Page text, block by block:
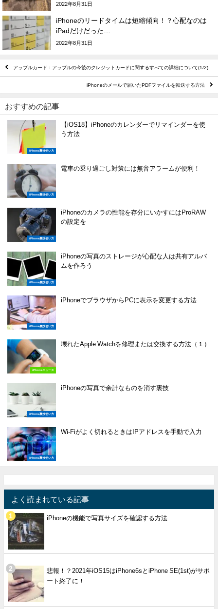
2022年8月31日
iPhoneのリードタイムは短縮傾向！？心配なのは
iPadだけだった…
2022年8月31日
アップルカード：アップルの今後のクレジットカードに関するすべての詳細について(1/2)
iPhoneのメールで届いたPDFファイルを転送する方法
おすすめの記事
iPhone裏技使い方
【iOS18】iPhoneのカレンダーでリマインダーを使
う方法
iPhone裏技使い方
電車の乗り過ごし対策には無音アラームが便利！
iPhone裏技使い方
iPhoneのカメラの性能を存分にいかすにはProRAW
の設定を
iPhone裏技使い方
iPhoneの写真のストレージが心配な人は共有アルバ
ムを作ろう
iPhone裏技使い方
iPhoneでブラウザからPCに表示を変更する方法
iPhoneニュース
壊れたApple Watchを修理または交換する方法（１）
iPhone裏技使い方
iPhoneの写真で余計なものを消す裏技
iPhone裏技使い方
Wi-Fiがよく切れるときはIPアドレスを手動で入力
よく読まれている記事
iPhoneの機能で写真サイズを確認する方法
悲報！？2021年iOS15はiPhone6sとiPhone SE(1st)がサポ
ート終了に！